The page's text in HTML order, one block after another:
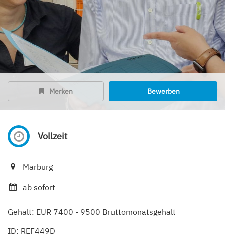
Merken Bewerben
Vollzeit
Marburg
ab sofort
Gehalt: EUR 7400 - 9500 Bruttomonatsgehalt
ID: REF449D